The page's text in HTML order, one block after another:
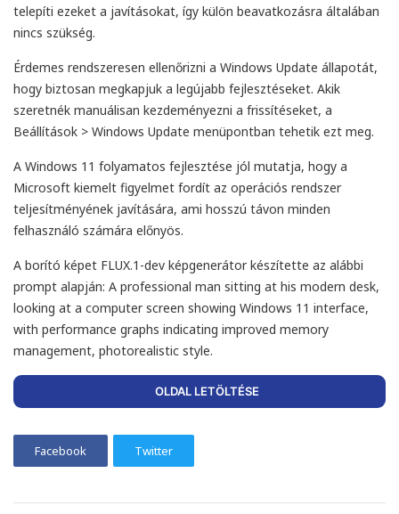
telepíti ezeket a javításokat, így külön beavatkozásra általában
nincs szükség.
Érdemes rendszeresen ellenőrizni a Windows Update állapotát,
hogy biztosan megkapjuk a legújabb fejlesztéseket. Akik
szeretnék manuálisan kezdeményezni a frissítéseket, a
Beállítások > Windows Update menüpontban tehetik ezt meg.
A Windows 11 folyamatos fejlesztése jól mutatja, hogy a
Microsoft kiemelt figyelmet fordít az operációs rendszer
teljesítményének javítására, ami hosszú távon minden
felhasználó számára előnyös.
A borító képet FLUX.1-dev képgenerátor készítette az alábbi
prompt alapján: A professional man sitting at his modern desk,
looking at a computer screen showing Windows 11 interface,
with performance graphs indicating improved memory
management, photorealistic style.
OLDAL LETÖLTÉSE
Facebook Twitter